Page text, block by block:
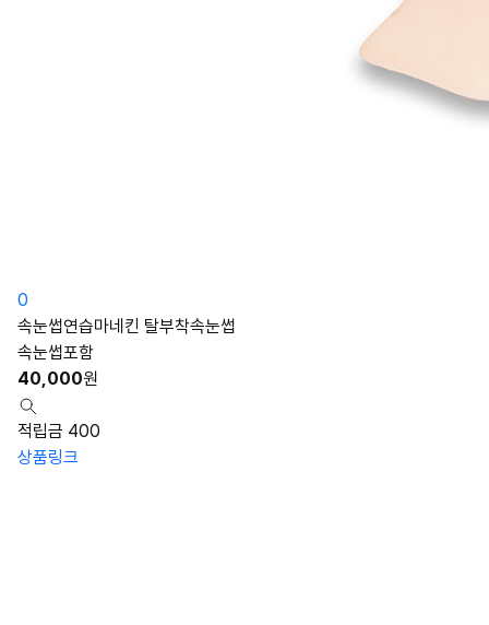
0
속눈썹연습마네킨 탈부착속눈썹
속눈썹포함
40,000원
적립금 400
상품링크